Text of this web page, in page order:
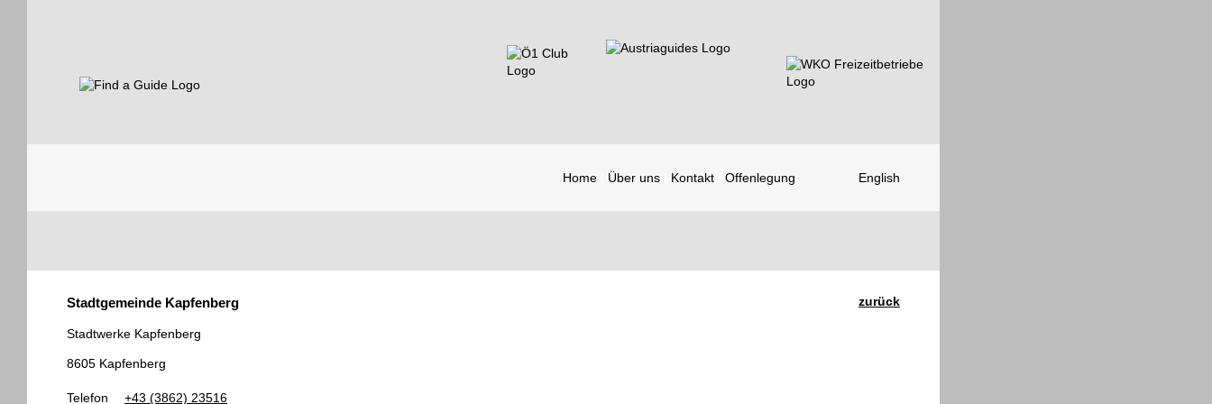
Home Über uns Kontakt Offenlegung English
Guides
zurück
Stadtgemeinde Kapfenberg
Stadtwerke Kapfenberg
8605 Kapfenberg
Telefon +43 (3862) 23516